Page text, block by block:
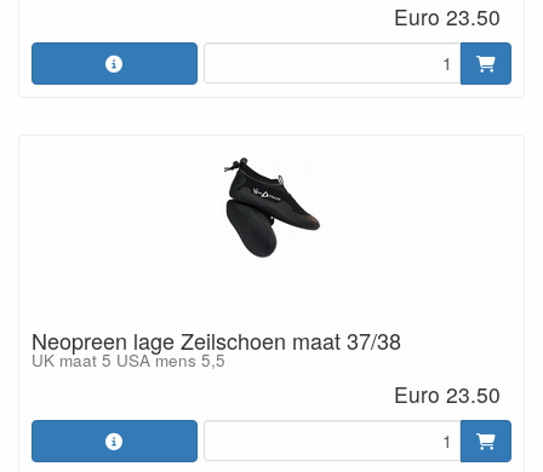
Euro 23.50
Neopreen lage Zeilschoen maat 37/38
UK maat 5 USA mens 5,5
Euro 23.50